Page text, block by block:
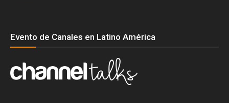
Evento de Canales en Latino América